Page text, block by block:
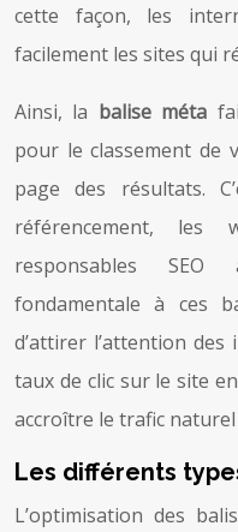
cette façon, les
facilement les sites qui
Ainsi, la balise méta
pour le classement de
page des résultats.
référencement, les
responsables SEO
fondamentale à ces
d’attirer l’attention
taux de clic sur le site
accroître le trafic naturel
Les différents
L’optimisation des